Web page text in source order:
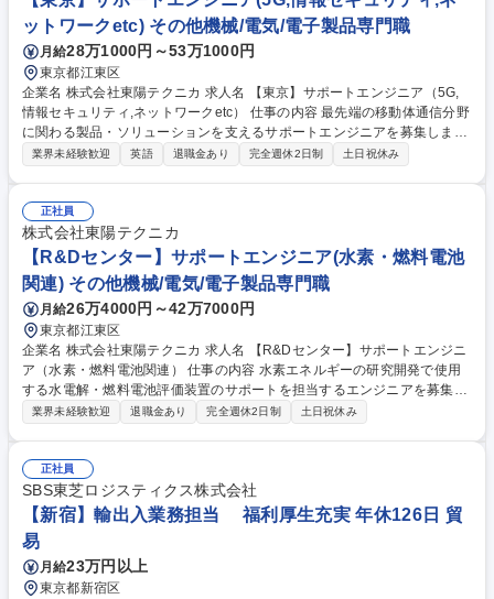
導と安全管理 募集職種 ★【福岡】重量品輸送設計・作業管理/未経験歓迎
450万～/年休126/フレックス制
ットワークetc) その他機械/電気/電子製品専門職
月給28万1000円～53万1000円
東京都江東区
企業名 株式会社東陽テクニカ 求人名 【東京】サポートエンジニア（5G,
情報セキュリティ,ネットワークetc） 仕事の内容 最先端の移動体通信分野
に関わる製品・ソリューションを支えるサポートエンジニアを募集しま
す。「技術が好き」「より上流から価値を提供したい」そんなエンジニア
例】 ■事業拡大に向けた新規ソリューション/製品/技術の企画・検討・技
術評価■海外メーカーとの技術連携（海外メーカーと協力し、課題解決や
改善提案の実施）■プリセールス/アフターセールス業務 募集職種 【東
京】サポートエンジニア（5G,情報セキュリティ,ネットワークetc）
業界未経験歓迎 英語 退職金あり 完全週休2日制 土日祝休み
正社員
株式会社東陽テクニカ
【R&Dセンター】サポートエンジニア(水素・燃料電池
関連) その他機械/電気/電子製品専門職
月給26万4000円～42万7000円
東京都江東区
企業名 株式会社東陽テクニカ 求人名 【R&Dセンター】サポートエンジニ
ア（水素・燃料電池関連） 仕事の内容 水素エネルギーの研究開発で使用
する水電解・燃料電池評価装置のサポートを担当するエンジニアを募集い
たします。評価システムの設計・開発・サポート業務をお任せします。 現
使用する部材を評価する装置を設計開発し販売しています。お客様は、材
料メーカーや自動車メーカー、大学等の研究機関になります。 募集職種
【R&Dセンター】サポートエンジニア（水素・燃料電池関連）
業界未経験歓迎 退職金あり 完全週休2日制 土日祝休み
正社員
SBS東芝ロジスティクス株式会社
【新宿】輸出入業務担当 福利厚生充実 年休126日 貿
易
月給23万円以上
東京都新宿区